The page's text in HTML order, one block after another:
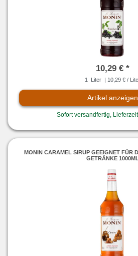
10,29 € *
1 Liter | 10,29 € /
Artikel anzeigen
Sofort versandfertig,
MONIN CARAMEL SIRUP GEEIGNET FÜR
GETRÄNKE 1000ML